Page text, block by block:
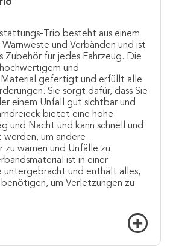
Trio besteht aus einem
und Verbänden und ist
Zubehör für jedes Fahrzeug. Die
und
Material gefertigt und erfüllt alle
Sie sorgt dafür, dass Sie
einem Unfall gut sichtbar und
bietet eine hohe
und Nacht und kann schnell und
um andere
zu warnen und Unfälle zu
ist in einer
untergebracht und enthält alles,
um Verletzungen zu